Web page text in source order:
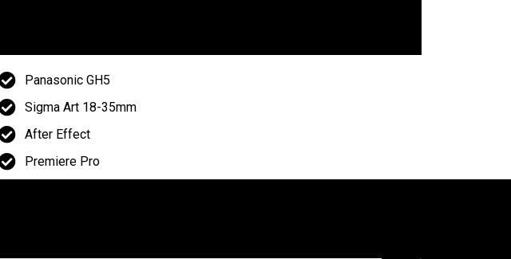
Panasonic GH5
Sigma Art 18-35mm
After Effect
Premiere Pro